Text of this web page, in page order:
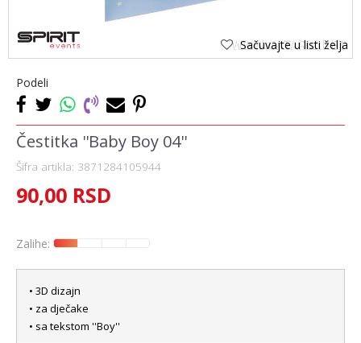
Sačuvajte u listi želja
Podeli
Čestitka ''Baby Boy 04''
Šifra artikla: 3871284105944
90,00 RSD
Zalihe:
• 3D dizajn
• za dječake
• sa tekstom ''Boy''